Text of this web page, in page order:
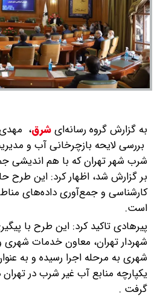
به گزارش گروه رسانه‌ایشرق،
بررسی لایحه بازچرخانی آب و
شرب شهر تهران که با هم اندیشی
بر گزارش شد، اظهار کرد: این
است.
پیرهادی تاکید کرد: این طرح با
شهردار تهران، معاون خدمات
شهری به مرحله اجرا رسیده و به
یکپارچه منابع آب غیر شرب در
گرفت .